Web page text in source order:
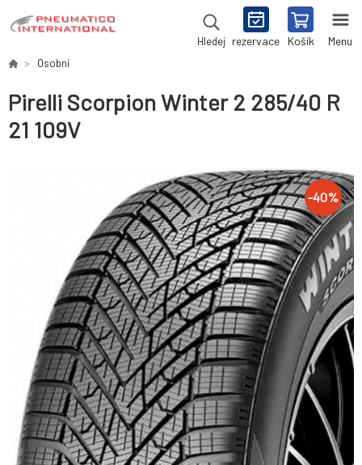
Hledej rezervace Košík Menu
Osobní
Pirelli Scorpion Winter 2 285/40 R
21 109V
-40%